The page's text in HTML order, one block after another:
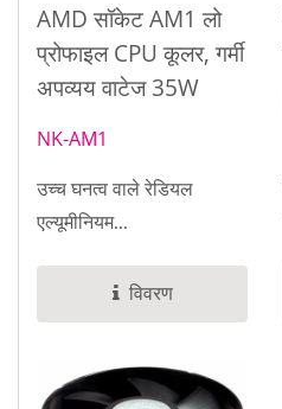
AMD सॉकेट AM1 लो
प्रोफाइल CPU कूलर, गर्मी
अपव्यय वाटेज 35W
NK-AM1
उच्च घनत्व वाले रेडियल
एल्यूमीनियम...
विवरण